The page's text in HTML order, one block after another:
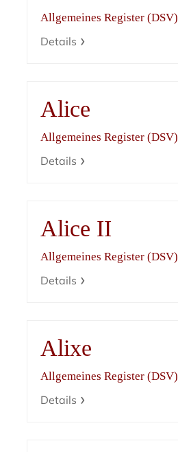
Allgemeines Register (DSV)
Details
Alice
Allgemeines Register (DSV)
Details
Alice II
Allgemeines Register (DSV)
Details
Alixe
Allgemeines Register (DSV)
Details